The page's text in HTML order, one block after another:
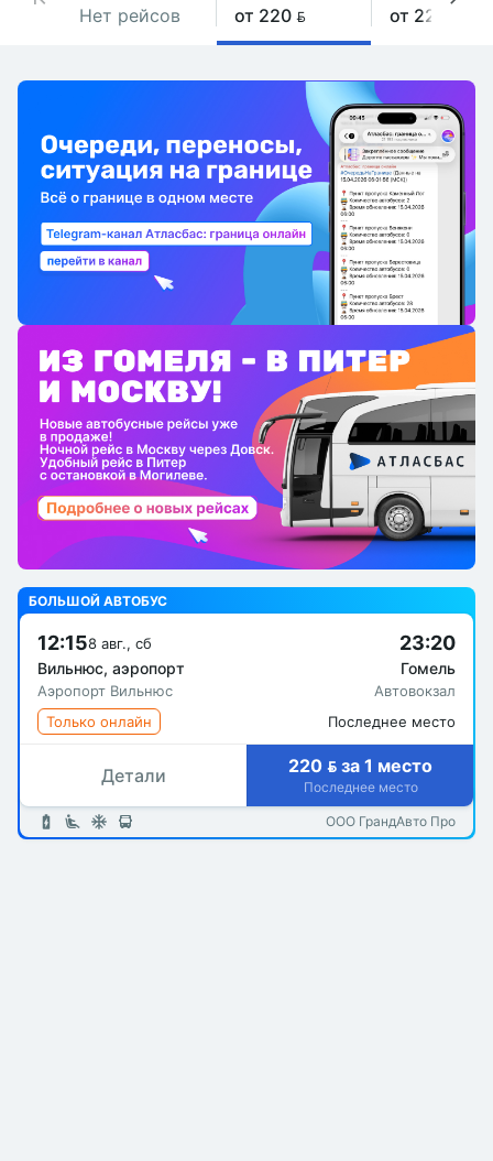
Нет рейсов от 220  от 220 
БОЛЬШОЙ АВТОБУС
12:158 авг., сб
Вильнюс, аэропорт
Аэропорт Вильнюс
23:20
Гомель
Автовокзал
Только онлайн
Последнее место
Детали 220  за 1 место
Последнее место
ООО ГрандАвто Про